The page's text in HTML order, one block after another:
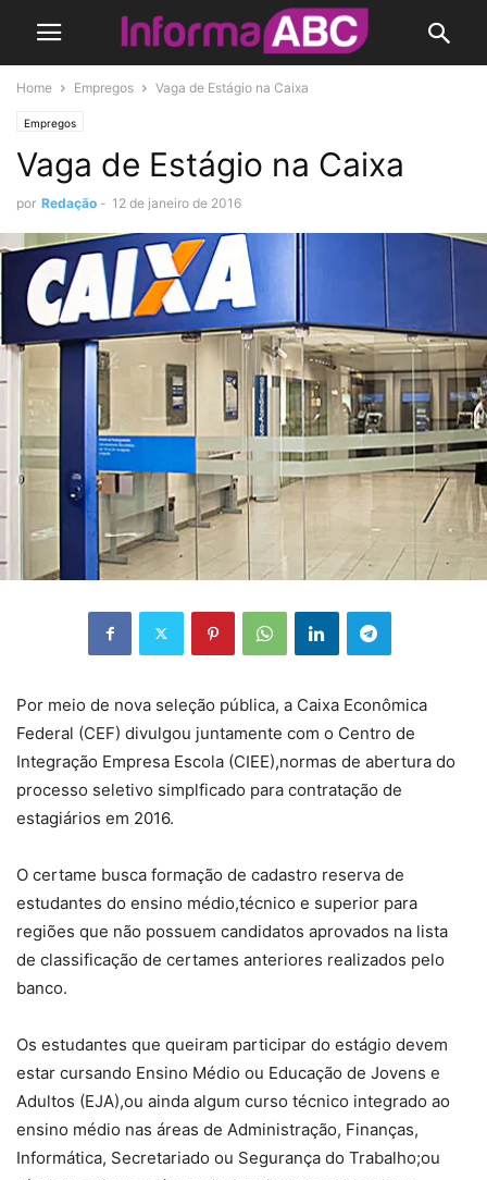
Home Empregos Vaga de Estágio na Caixa
Empregos
Vaga de Estágio na Caixa
por Redação - 12 de janeiro de 2016
Por meio de nova seleção pública, a Caixa Econômica
Federal (CEF) divulgou juntamente com o Centro de
Integração Empresa Escola (CIEE),normas de abertura do
processo seletivo simplficado para contratação de
estagiários em 2016.
O certame busca formação de cadastro reserva de
estudantes do ensino médio,técnico e superior para
regiões que não possuem candidatos aprovados na lista
de classificação de certames anteriores realizados pelo
banco.
Os estudantes que queiram participar do estágio devem
estar cursando Ensino Médio ou Educação de Jovens e
Adultos (EJA),ou ainda algum curso técnico integrado ao
ensino médio nas áreas de Administração, Finanças,
Informática, Secretariado ou Segurança do Trabalho;ou